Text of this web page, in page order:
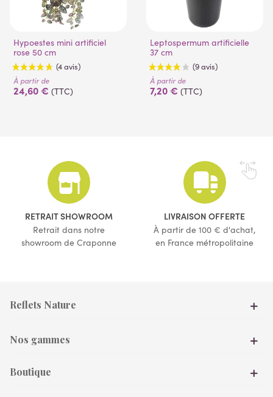
Hypoestes mini artificiel
rose 50 cm
(4 avis)
À partir de
24,60 € (TTC)
Leptospermum artificielle
37 cm
(9 avis)
À partir de
7,20 € (TTC)
RETRAIT SHOWROOM
Retrait dans notre
showroom de Craponne
LIVRAISON OFFERTE
À partir de 100 € d'achat,
en France métropolitaine
Reflets Nature
Nos gammes
Boutique